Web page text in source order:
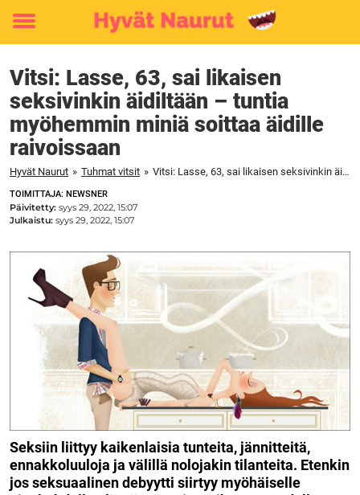
Toggle
Vitsi: Lasse, 63, sai likaisen ​​
seksivinkin äidiltään – tuntia
myöhemmin miniä soittaa äidille
raivoissaan
Hyvät Naurut » Tuhmat vitsit » Vitsi: Lasse, 63, sai likaisen ​​seksivinkin äidiltään – tuntia myöhemmin miniä soittaa äidille raivoissaan
TOIMITTAJA: NEWSNER
Päivitetty: syys 29, 2022, 15:07
Julkaistu: syys 29, 2022, 15:07
Seksiin liittyy kaikenlaisia tunteita, jännitteitä,
ennakkoluuloja ja välillä nolojakin tilanteita. Etenkin
jos seksuaalinen debyytti siirtyy myöhäiselle